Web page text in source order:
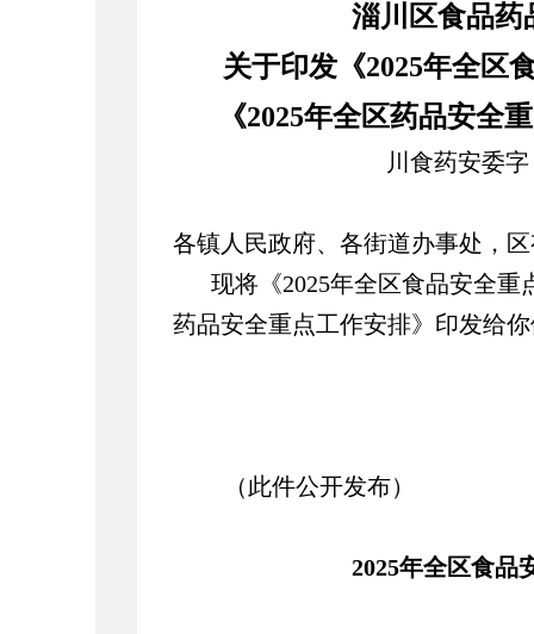
淄川区食品药
关于印发《2025年全区
《2025年全区药品安全
川食药安委
各镇人民政府、各街道办事处，
现将《2025年全区食品安全重
药品安全重点工作安排》印发给
（此件公开发布）
2025年全区食品